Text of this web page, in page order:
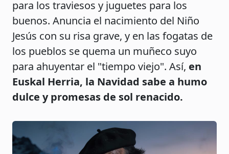
para los traviesos y juguetes para los
buenos. Anuncia el nacimiento del Niño
Jesús con su risa grave, y en las fogatas de
los pueblos se quema un muñeco suyo
para ahuyentar el "tiempo viejo". Así, en
Euskal Herria, la Navidad sabe a humo
dulce y promesas de sol renacido.